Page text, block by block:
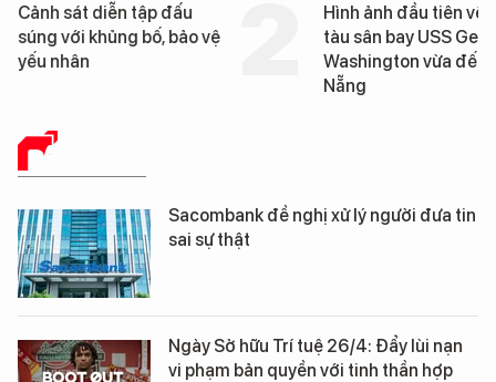
Cảnh sát diễn tập đấu
súng với khủng bố, bảo vệ
yếu nhân
Hình ảnh đầu tiên về
tàu sân bay USS
Washington vừa đến
Nẵng
BÁO CHÍ SỐ
Sacombank đề nghị xử lý người đưa tin
sai sự thật
Ngày Sở hữu Trí tuệ 26/4: Đẩy lùi nạn
vi phạm bản quyền với tinh thần hợp